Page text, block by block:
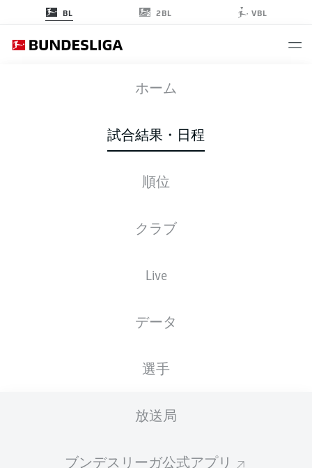
BL 2BL VBL
ホーム
試合結果・日程
順位
クラブ
Live
データ
選手
放送局
ブンデスリーガ公式アプリ
B04 S04
スターティングメンバー
スターティングメンバーは試合開始の 60分前